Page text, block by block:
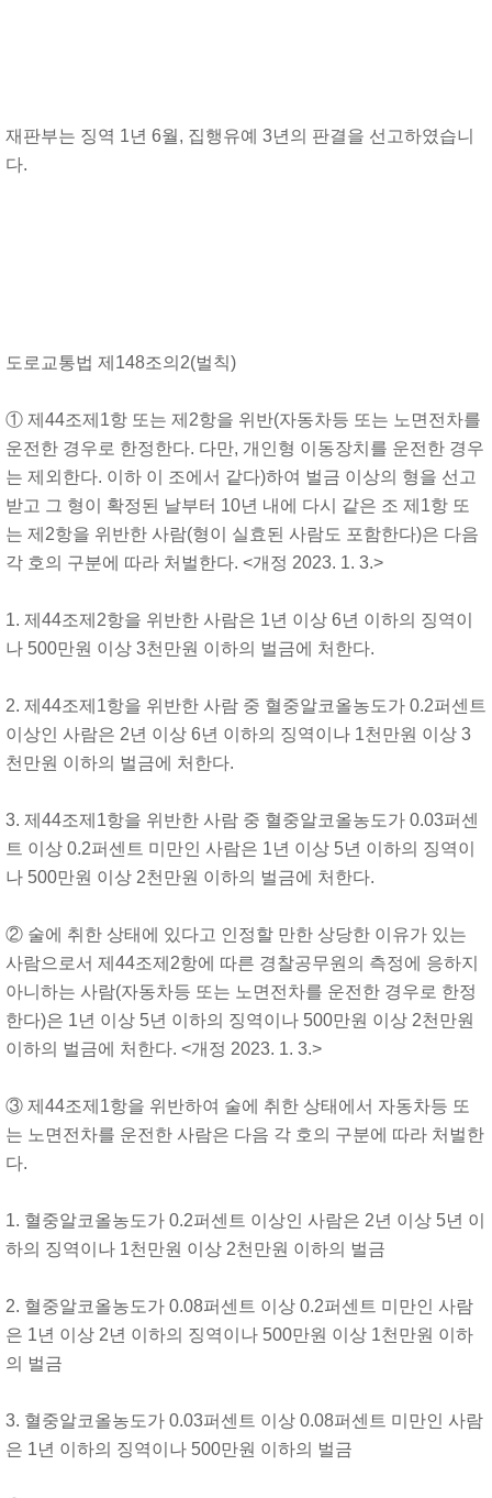
재판부는 징역 1년 6월, 집행유예 3년의 판결을 선고하였습니
다.
도로교통법 제148조의2(벌칙)
① 제44조제1항 또는 제2항을 위반(자동차등 또는 노면전차를
운전한 경우로 한정한다. 다만, 개인형 이동장치를 운전한 경우
는 제외한다. 이하 이 조에서 같다)하여 벌금 이상의 형을 선고
받고 그 형이 확정된 날부터 10년 내에 다시 같은 조 제1항 또
는 제2항을 위반한 사람(형이 실효된 사람도 포함한다)은 다음
각 호의 구분에 따라 처벌한다. <개정 2023. 1. 3.>
1. 제44조제2항을 위반한 사람은 1년 이상 6년 이하의 징역이
나 500만원 이상 3천만원 이하의 벌금에 처한다.
2. 제44조제1항을 위반한 사람 중 혈중알코올농도가 0.2퍼센트
이상인 사람은 2년 이상 6년 이하의 징역이나 1천만원 이상 3
천만원 이하의 벌금에 처한다.
3. 제44조제1항을 위반한 사람 중 혈중알코올농도가 0.03퍼센
트 이상 0.2퍼센트 미만인 사람은 1년 이상 5년 이하의 징역이
나 500만원 이상 2천만원 이하의 벌금에 처한다.
② 술에 취한 상태에 있다고 인정할 만한 상당한 이유가 있는
사람으로서 제44조제2항에 따른 경찰공무원의 측정에 응하지
아니하는 사람(자동차등 또는 노면전차를 운전한 경우로 한정
한다)은 1년 이상 5년 이하의 징역이나 500만원 이상 2천만원
이하의 벌금에 처한다. <개정 2023. 1. 3.>
③ 제44조제1항을 위반하여 술에 취한 상태에서 자동차등 또
는 노면전차를 운전한 사람은 다음 각 호의 구분에 따라 처벌한
다.
1. 혈중알코올농도가 0.2퍼센트 이상인 사람은 2년 이상 5년 이
하의 징역이나 1천만원 이상 2천만원 이하의 벌금
2. 혈중알코올농도가 0.08퍼센트 이상 0.2퍼센트 미만인 사람
은 1년 이상 2년 이하의 징역이나 500만원 이상 1천만원 이하
의 벌금
3. 혈중알코올농도가 0.03퍼센트 이상 0.08퍼센트 미만인 사람
은 1년 이하의 징역이나 500만원 이하의 벌금